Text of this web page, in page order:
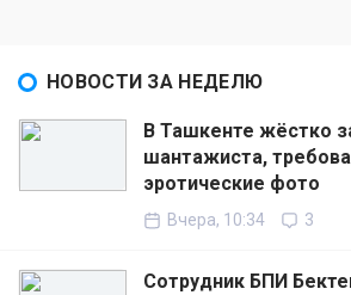
НОВОСТИ ЗА НЕДЕЛЮ
В Ташкенте жёстко
шантажиста,
эротические фото
Вчера, 10:34 3
Сотрудник БПИ